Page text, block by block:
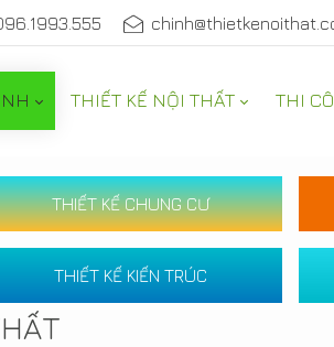
THIẾT KẾ NỘI THẤT THI
THIẾT KẾ CHUNG CƯ
THIẾT KẾ KIẾN TRÚC